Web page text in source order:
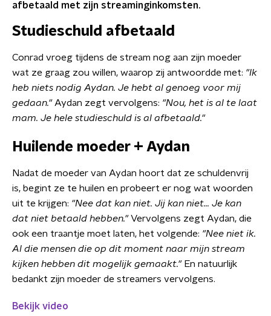
afbetaald met zijn streaminginkomsten.
Studieschuld afbetaald
Conrad vroeg tijdens de stream nog aan zijn moeder
wat ze graag zou willen, waarop zij antwoordde met: "Ik
heb niets nodig Aydan. Je hebt al genoeg voor mij
gedaan."Aydan zegt vervolgens: "Nou, het is al te laat
mam. Je hele studieschuld is al afbetaald."
Huilende moeder + Aydan
Nadat de moeder van Aydan hoort dat ze schuldenvrij
is, begint ze te huilen en probeert er nog wat woorden
uit te krijgen: "Nee dat kan niet. Jij kan niet... Je kan
dat niet betaald hebben."Vervolgens zegt Aydan, die
ook een traantje moet laten, het volgende: "Nee niet ik.
Al die mensen die op dit moment naar mijn stream
kijken hebben dit mogelijk gemaakt."En natuurlijk
bedankt zijn moeder de streamers vervolgens.
Bekijk video